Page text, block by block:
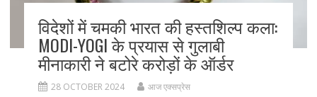
विदेशों में चमकी भारत की हस्तशिल्प कला:
MODI-YOGI के प्रयास से गुलाबी
मीनाकारी ने बटोरे करोड़ों के ऑर्डर
28 OCTOBER 2024 आज एक्सप्रेस